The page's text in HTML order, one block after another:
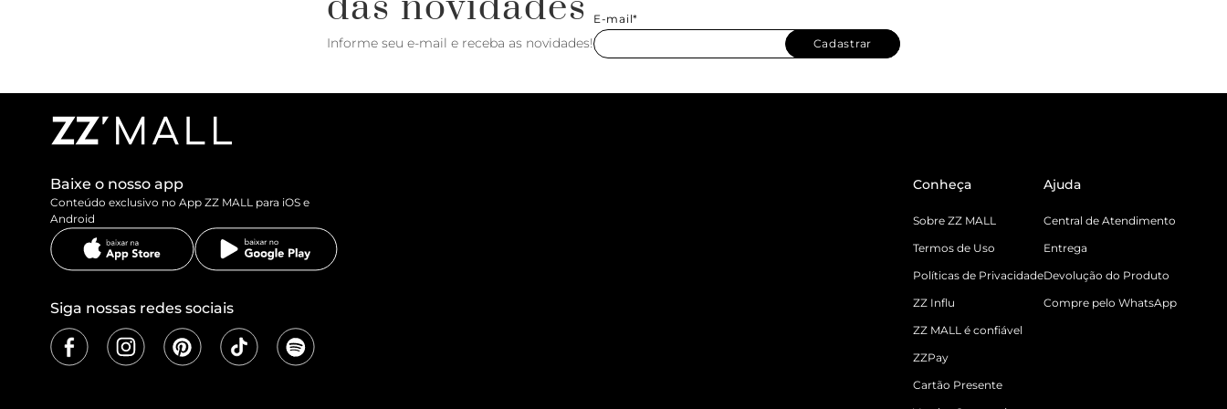
Informe seu e-mail e receba as novidades!
E-mail*
Cadastrar
Baixe o nosso app
Conteúdo exclusivo no App ZZ MALL para iOS e
Android
Siga nossas redes sociais
Conheça
Sobre ZZ MALL
Termos de Uso
Políticas de Privacidade
ZZ Influ
ZZ MALL é confiável
ZZPay
Cartão Presente
Ajuda
Central de Atendimento
Entrega
Devolução do Produto
Compre pelo WhatsApp